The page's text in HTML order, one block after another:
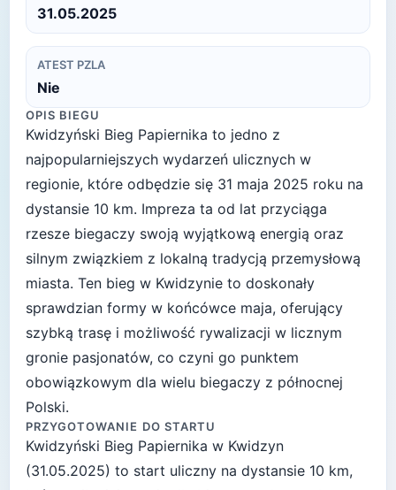
31.05.2025
ATEST PZLA
Nie
OPIS BIEGU
Kwidzyński Bieg Papiernika to jedno z
najpopularniejszych wydarzeń ulicznych w
regionie, które odbędzie się 31 maja 2025 roku na
dystansie 10 km. Impreza ta od lat przyciąga
rzesze biegaczy swoją wyjątkową energią oraz
silnym związkiem z lokalną tradycją przemysłową
miasta. Ten bieg w Kwidzynie to doskonały
sprawdzian formy w końcówce maja, oferujący
szybką trasę i możliwość rywalizacji w licznym
gronie pasjonatów, co czyni go punktem
obowiązkowym dla wielu biegaczy z północnej
Polski.
PRZYGOTOWANIE DO STARTU
Kwidzyński Bieg Papiernika w Kwidzyn
(31.05.2025) to start uliczny na dystansie 10 km,